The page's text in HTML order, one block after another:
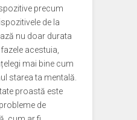
precum
de la
nu doar durata
acestuia,
mai bine cum
starea ta mentală.
proastă este
de